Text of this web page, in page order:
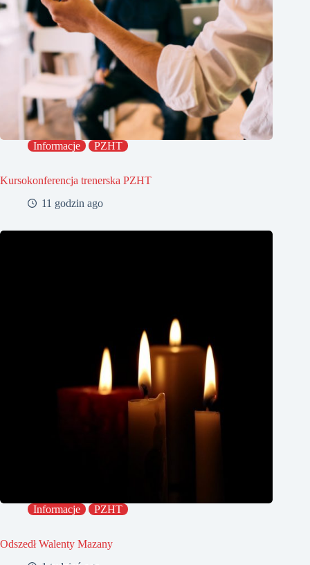
Informacje PZHT
Kursokonferencja trenerska PZHT
11 godzin ago
Informacje PZHT
Odszedł Walenty Mazany